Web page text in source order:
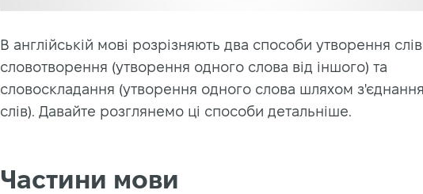
В англійській мові розрізняють два способи утворення
словотворення (утворення одного слова від іншого) та
словоскладання (утворення одного слова шляхом
слів). Давайте розглянемо ці способи детальніше.
Частини мови